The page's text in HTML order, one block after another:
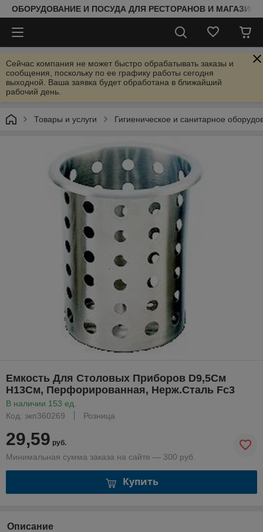
ОБОРУДОВАНИЕ И ПОСУДА ДЛЯ РЕСТОРАНОВ И
Сейчас компания не может быстро обрабатывать заказы и
сообщения, поскольку по ее графику работы сегодня
выходной. Ваша заявка будет обработана в ближайший
рабочий день.
Товары и услуги Гигиеническое и санитарное
Емкость Для Столовых Приборов D9,5См
H13См, Перфорированная, Нерж.Сталь Fc3
В наличии 153 ед.
Код: экп360269
Розница
29,59 руб.
Минимальная сумма заказа на сайте — 300 руб.
Купить
Описание